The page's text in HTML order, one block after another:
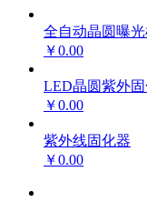
全自动晶圆曝
￥0.00
LED晶圆紫外
￥0.00
紫外线固化器
￥0.00